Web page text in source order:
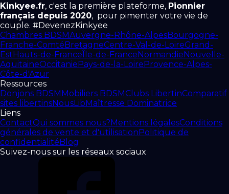
Kinkyee.fr, c'est la première plateforme, Pionnier
français depuis 2020, pour pimenter votre vie de
couple. #DevenezKinkyee
Chambres BDSMAuvergne-Rhône-AlpesBourgogne-
Franche-ComtéBretagneCentre-Val-de-LoireGrand-
EstHauts-de-FranceÎle-de-FranceNormandieNouvelle-
AquitaineOccitaniePays-de-la-LoireProvence-Alpes-
Côte-d'Azur
Ressources
Donjons BDSMMobiliers BDSMClubs LibertinComparatif
sites libertinsNousLibMaîtresse Dominatrice
Liens
ContactQui sommes nous?Mentions légalesConditions
générales de vente et d'utilisationPolitique de
confidentialitéBlog
Suivez-nous sur les réseaux sociaux